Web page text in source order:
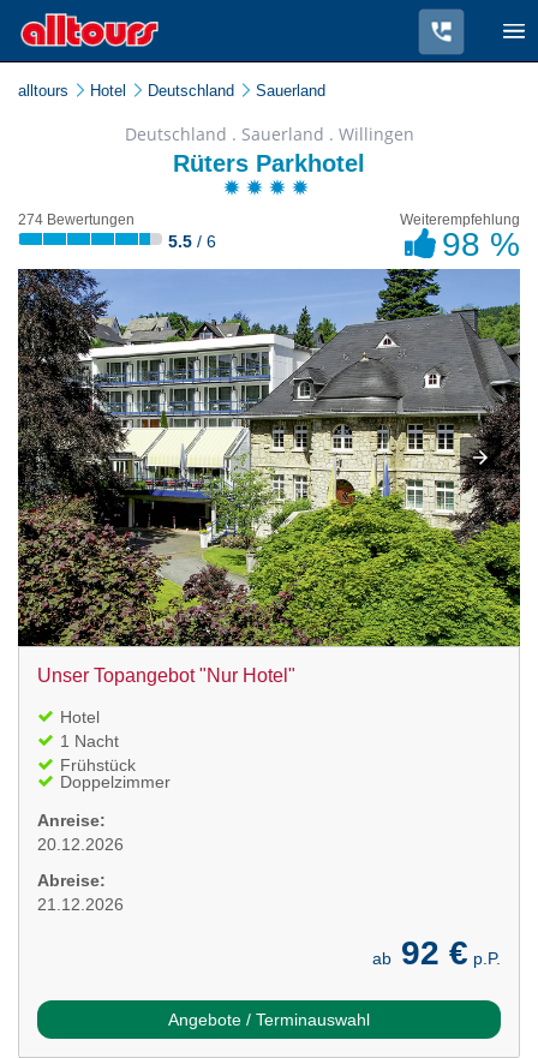
alltours Hotel Deutschland Sauerland
Deutschland . Sauerland . Willingen
Rüters Parkhotel
274 Bewertungen
5.5 / 6
Weiterempfehlung
98 %
Unser Topangebot "Nur Hotel"
Hotel
1 Nacht
Frühstück
Doppelzimmer
Anreise:
20.12.2026
Abreise:
21.12.2026
ab 92 € p.P.
Angebote / Terminauswahl